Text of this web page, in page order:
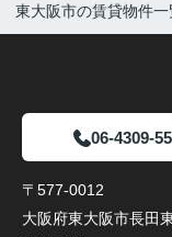
東大阪市の賃貸物件一
06-4309-
〒577-0012
大阪府東大阪市長田